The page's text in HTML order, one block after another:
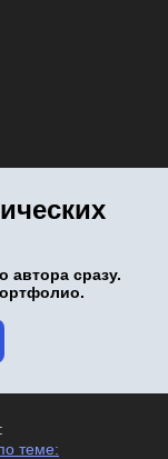
автора сразу.
теме: